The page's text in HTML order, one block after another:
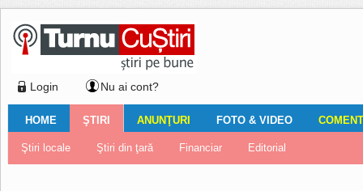
Login Nu ai cont?
HOME
Ştiri locale Turnaţi aici! Nemulţumirile localnicilor
ŞTIRI
Ştiri locale Ştiri din ţară Financiar Editorial
ANUNŢURI
Imobiliare Auto Închirieri Vânzări Locuri de muncă
FOTO & VIDEO
Galerii Foto Galerii video
Comentariul zilei